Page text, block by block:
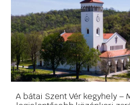
A bátai Szent Vér kegyhely –